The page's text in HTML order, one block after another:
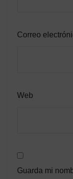
Correo
Web
Guarda mi